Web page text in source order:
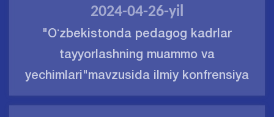
2024-04-26-yil
"Oʻzbekistonda pedagog kadrlar
tayyorlashning muammo va
yechimlari"mavzusida ilmiy konfrensiya